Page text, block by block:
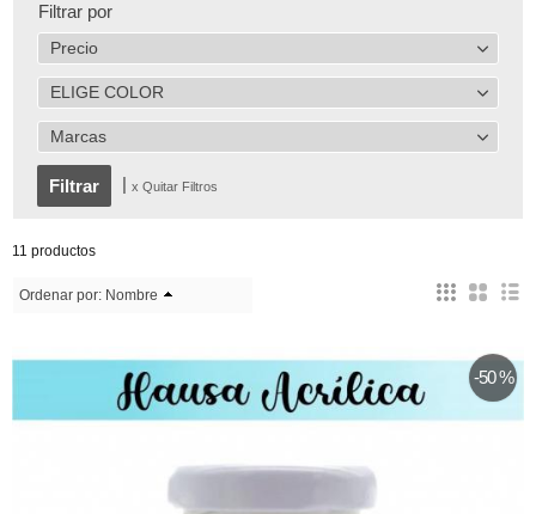
Filtrar por
Precio
ELIGE COLOR
Marcas
x Quitar Filtros
11 productos
Ordenar por: Nombre
-50 %